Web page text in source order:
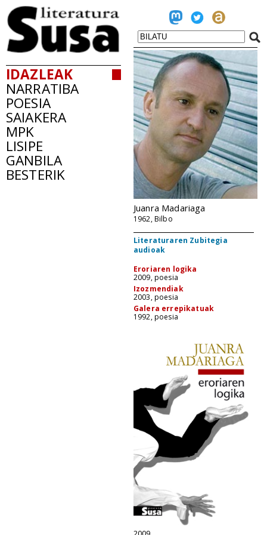
IDAZLEAK
NARRATIBA
POESIA
SAIAKERA
MPK
LISIPE
GANBILA
BESTERIK
Juanra Madariaga
1962, Bilbo
Literaturaren Zubitegia
audioak
Eroriaren logika
2009, poesia
Izozmendiak
2003, poesia
Galera errepikatuak
1992, poesia